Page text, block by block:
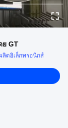
ย GT
ลิตอิเล็กทรอนิกส์